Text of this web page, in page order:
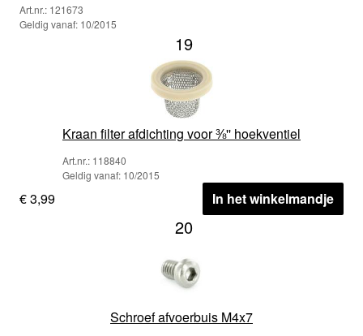
Art.nr.: 121673
Geldig vanaf: 10/2015
19
Kraan filter afdichting voor ⅜'' hoekventiel
Art.nr.: 118840
Geldig vanaf: 10/2015
€ 3,99 In het winkelmandje
20
Schroef afvoerbuis M4x7